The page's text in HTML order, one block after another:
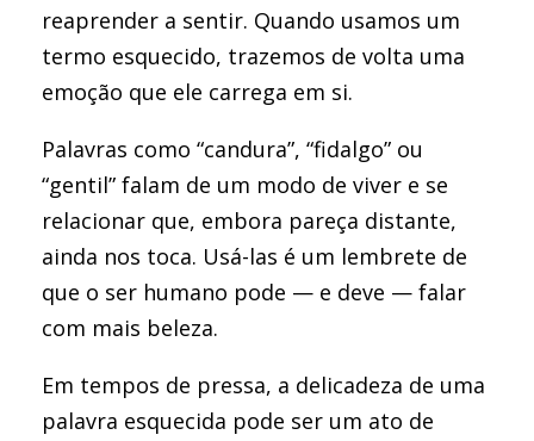
reaprender a sentir. Quando usamos um
termo esquecido, trazemos de volta uma
emoção que ele carrega em si.
Palavras como “candura”, “fidalgo” ou
“gentil” falam de um modo de viver e se
relacionar que, embora pareça distante,
ainda nos toca. Usá-las é um lembrete de
que o ser humano pode — e deve — falar
com mais beleza.
Em tempos de pressa, a delicadeza de uma
palavra esquecida pode ser um ato de